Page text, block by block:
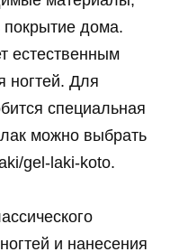
покрытие дома.
естественным
ногтей. Для
специальная
можно выбрать
gel-laki-koto.
и нанесения